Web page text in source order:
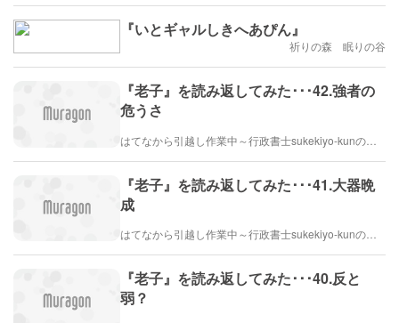
『いとギャルしきへあぴん』
祈りの森 眠りの谷
『老子』を読み返してみた･･･42.強者の
危うさ
『老子』を読み返してみた･･･41.大器晩
成
『老子』を読み返してみた･･･40.反と
弱？